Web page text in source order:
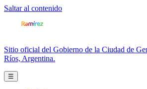
Saltar al contenido
Sitio oficial del Gobierno de la Ciudad de
Ríos, Argentina.
☰